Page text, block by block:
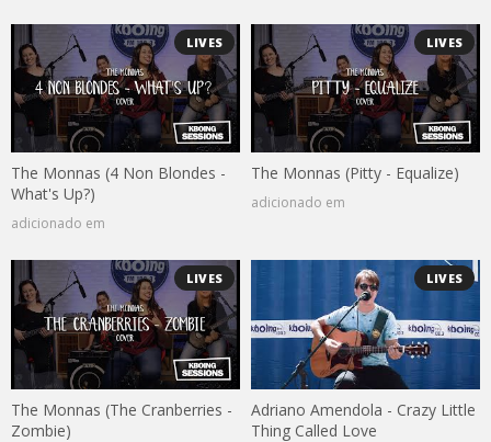
LIVES
The Monnas (4 Non Blondes -
What's Up?)
adicionado em
LIVES
The Monnas (Pitty - Equalize)
adicionado em
LIVES
The Monnas (The Cranberries -
Zombie)
LIVES
Adriano Amendola - Crazy Little
Thing Called Love